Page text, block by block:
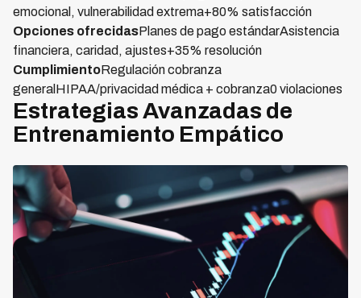
emocional, vulnerabilidad extrema+80% satisfacción
Opciones ofrecidasPlanes de pago estándarAsistencia
financiera, caridad, ajustes+35% resolución
CumplimientoRegulación cobranza
generalHIPAA/privacidad médica + cobranza0 violaciones
Estrategias Avanzadas de
Entrenamiento Empático